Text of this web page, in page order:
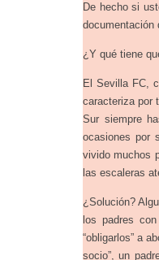
De hecho si
documentación
¿Y qué tiene
El Sevilla FC,
caracteriza por
Sur siempre
ocasiones por
vivido muchos
las escaleras
¿Solución?
los padres
“obligarlos” a
socio”, un